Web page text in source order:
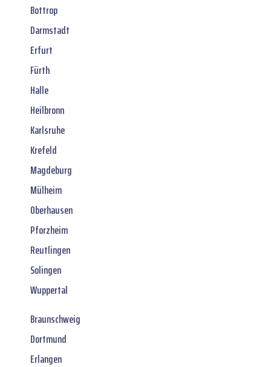
Bottrop
Darmstadt
Erfurt
Fürth
Halle
Heilbronn
Karlsruhe
Krefeld
Magdeburg
Mülheim
Oberhausen
Pforzheim
Reutlingen
Solingen
Wuppertal
Braunschweig
Dortmund
Erlangen